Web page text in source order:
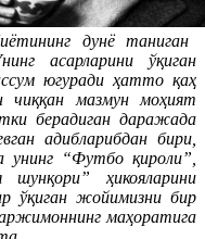
дунё таниган
асарларини ўқиган
югуради ҳатто қаҳ
чиққан мазмун моҳият
берадиган даражада
адибларибдан бири,
унинг “Футбо қироли”,
ҳикояларини
ўқиган жойимизни бир
маҳоратига